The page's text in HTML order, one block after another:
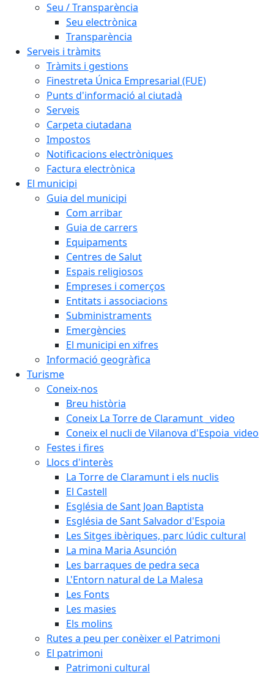
Seu / Transparència
Seu electrònica
Transparència
Serveis i tràmits
Tràmits i gestions
Finestreta Única Empresarial (FUE)
Punts d'informació al ciutadà
Serveis
Carpeta ciutadana
Impostos
Notificacions electròniques
Factura electrònica
El municipi
Guia del municipi
Com arribar
Guia de carrers
Equipaments
Centres de Salut
Espais religiosos
Empreses i comerços
Entitats i associacions
Subministraments
Emergències
El municipi en xifres
Informació geogràfica
Turisme
Coneix-nos
Breu història
Coneix La Torre de Claramunt _video
Coneix el nucli de Vilanova d'Espoia_video
Festes i fires
Llocs d'interès
La Torre de Claramunt i els nuclis
El Castell
Església de Sant Joan Baptista
Església de Sant Salvador d'Espoia
Les Sitges ibèriques, parc lúdic cultural
La mina Maria Asunción
Les barraques de pedra seca
L'Entorn natural de La Malesa
Les Fonts
Les masies
Els molins
Rutes a peu per conèixer el Patrimoni
El patrimoni
Patrimoni cultural